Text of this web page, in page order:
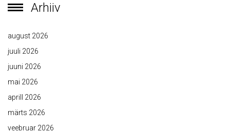
Arhiiv
august 2026
juuli 2026
juuni 2026
mai 2026
aprill 2026
märts 2026
veebruar 2026